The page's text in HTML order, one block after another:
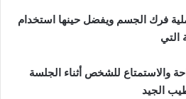
فرك الجسم ويفضل حينها استخدام
التي
والاستمتاع للشخص أثناء الجلسة
الجيد